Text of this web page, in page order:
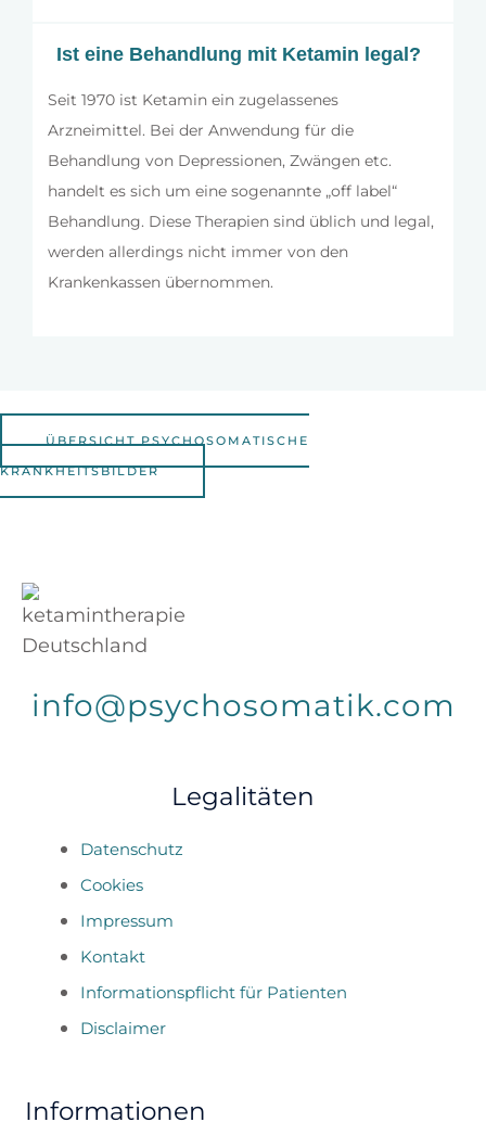
Ist eine Behandlung mit Ketamin legal?
Seit 1970 ist Ketamin ein zugelassenes
Arzneimittel. Bei der Anwendung für die
Behandlung von Depressionen, Zwängen etc.
handelt es sich um eine sogenannte „off label“
Behandlung. Diese Therapien sind üblich und legal,
werden allerdings nicht immer von den
Krankenkassen übernommen.
ÜBERSICHT PSYCHOSOMATISCHE
KRANKHEITSBILDER
info@psychosomatik.com
Legalitäten
Datenschutz
Cookies
Impressum
Kontakt
Informationspflicht für Patienten
Disclaimer
Informationen